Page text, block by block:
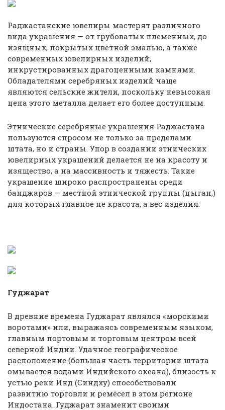
Раджастанские ювелиры мастерят различного
вида украшения — от грубоватых племенных, до
изящных, покрытых цветной эмалью, а также
современных ювелирных изделий,
инкрустированных драгоценными камнями.
Обладателями серебряных изделий чаще
являются сельские жители, поскольку невысокая
цена этого металла делает его более доступным.
Этнические серебряные украшения Раджастана
пользуются спросом не только за пределами
штата, но и страны. Упор в создании этнических
ювелирных украшений делается не на красоту и
изящество, а на массивность и тяжесть. Такие
украшение широко распространены среди
банджаров — местной этнической группы (цыган,)
для которых главное не красота, а вес изделия.
Гуджарат
В древние времена Гуджарат являлся «морскими
воротами» или, выражаясь современным языком,
главным портовым и торговым центром всей
северной Индии. Удачное географическое
расположение (большая часть территории штата
омывается водами Индийского океана), близость к
устью реки Инд (Синдху) способствовали
развитию торговли и ремёсел в этом регионе
Индостана. Гуджарат знаменит своими